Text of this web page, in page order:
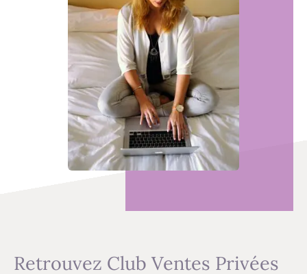
Retrouvez Club Ventes Privées